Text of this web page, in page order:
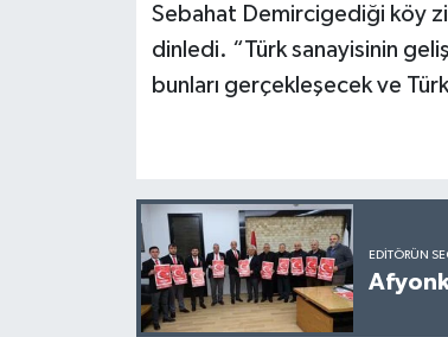
Sebahat Demircigediği köy
dinledi. “Türk sanayisinin
bunları gerçekleşecek ve
EDITÖRÜN